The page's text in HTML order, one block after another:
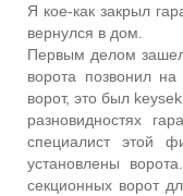
Я кое-как закрыл
вернулся в дом.
Первым делом
ворота позвонил
ворот, это был
разновидностях
специалист этой
установлены
секционных ворот